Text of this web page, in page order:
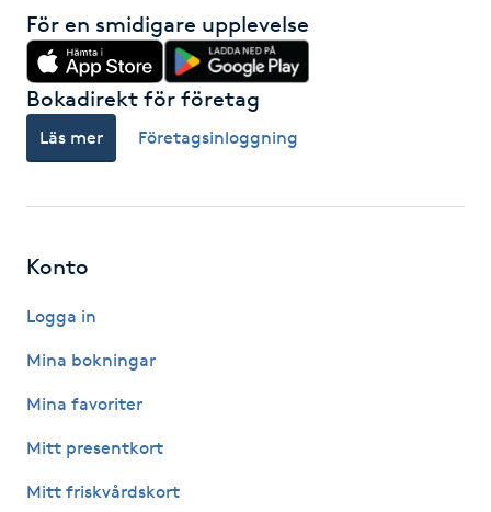
Katun fransar
Kemisk peeling
Kinesiologi
Kinesisk medicin
Klangmassage
Klippning
För en smidigare upplevelse
Bokadirekt för företag
Läs mer Företagsinloggning
Konto
Logga in
Mina bokningar
Mina favoriter
Mitt presentkort
Mitt friskvårdskort